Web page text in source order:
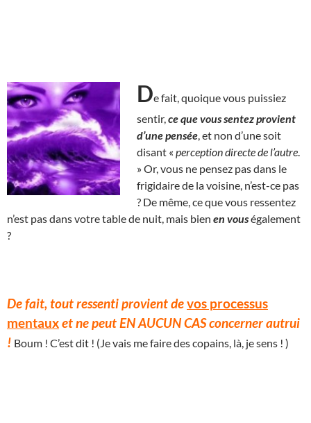
De fait, quoique vous puissiez
sentir, ce que vous sentez provient
d’une pensée , et non d’une soit
disant « perception directe de l’autre
» Or, vous ne pensez pas dans le
frigidaire de la voisine, n’est-ce pas
? De même, ce que vous ressentez
n’est pas dans votre table de nuit, mais bien en vouségalement
?
De fait, tout ressenti provient devos processus
mentauxet ne peut EN AUCUN CAS concerner autrui
! Boum ! C’est dit ! (Je vais me faire des copains, là, je sens ! )